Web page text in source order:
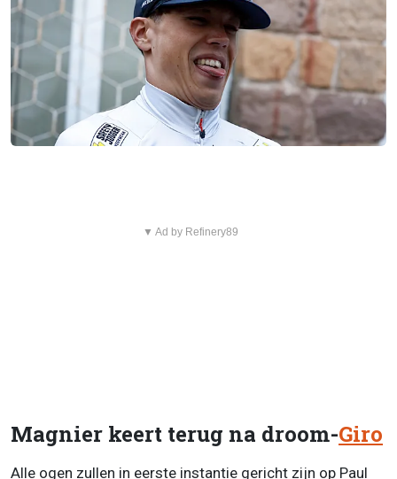
▼ Ad by Refinery89
Magnier keert terug na droom-Giro
Alle ogen zullen in eerste instantie gericht zijn op Paul